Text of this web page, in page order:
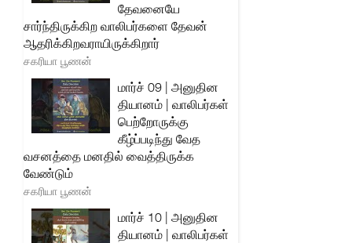
தேவனையே
சார்ந்திருக்கிற வாலிபர்களை தேவன்
ஆதரிக்கிறவராயிருக்கிறார்
சகரியா பூணன்
மார்ச் 09 | அனுதின
தியானம் | வாலிபர்கள்
பெற்றோருக்கு
கீழ்ப்படிந்து வேத
வசனத்தை மனதில் வைத்திருக்க
வேண்டும்
சகரியா பூணன்
மார்ச் 10 | அனுதின
தியானம் | வாலிபர்கள்